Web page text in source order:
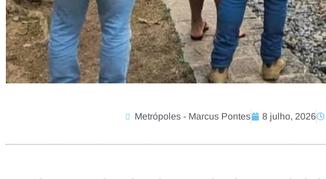
Metrópoles - Marcus Pontes 8 julho, 2026